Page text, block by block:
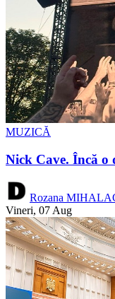
MUZICĂ
Nick Cave. Încă o
Rozana
Vineri, 07 Aug